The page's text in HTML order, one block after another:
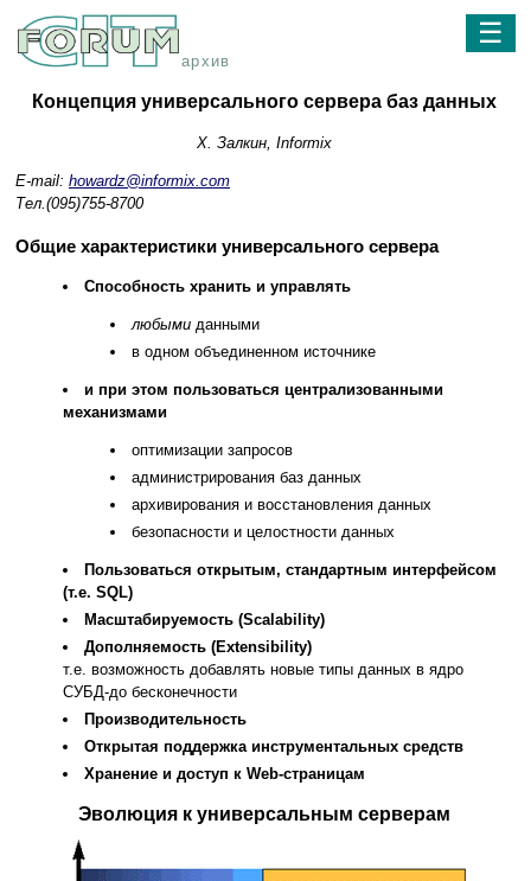
архив
☰
Концепция универсального сервера баз данных
Х. Залкин, Informix
E-mail: howardz@informix.com
Тел.(095)755-8700
Общие характеристики универсального сервера
Способность хранить и управлять
любыми данными
в одном объединенном источнике
и при этом пользоваться централизованными
механизмами
оптимизации запросов
администрирования баз данных
архивирования и восстановления данных
безопасности и целостности данных
Пользоваться открытым, стандартным интерфейсом
(т.е. SQL)
Масштабируемость (Scalability)
Дополняемость (Extensibility)
т.е. возможность добавлять новые типы данных в ядро
СУБД-до бесконечности
Производительность
Открытая поддержка инструментальных средств
Хранение и доступ к Web-страницам
Эволюция к универсальным серверам